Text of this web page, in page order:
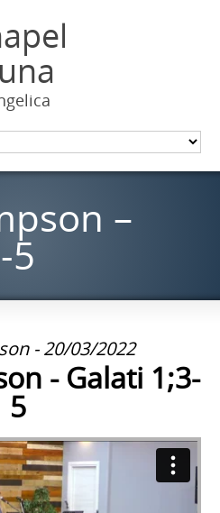
–
5
- 20/03/2022
- Galati 1;3-
5